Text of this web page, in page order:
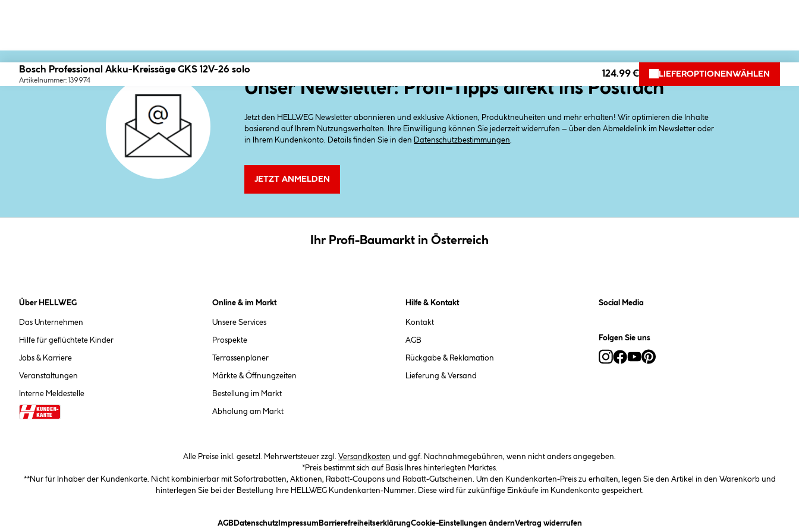
Bosch Professional Akku-Kreissäge GKS 12V-26 solo
Artikelnummer: 139974
124.99 € LIEFEROPTIONEN WÄHLEN
Unser Newsletter: Profi-Tipps direkt ins Postfach
Jetzt den HELLWEG Newsletter abonnieren und exklusive Aktionen, Produktneuheiten und mehr erhalten! Wir optimieren die Inhalte
basierend auf Ihrem Nutzungsverhalten. Ihre Einwilligung können Sie jederzeit widerrufen – über den Abmeldelink im Newsletter oder
in Ihrem Kundenkonto. Details finden Sie in den
Datenschutzbestimmungen
JETZT ANMELDEN
Ihr Profi-Baumarkt in Österreich
Über HELLWEG
Das Unternehmen
Hilfe für geflüchtete Kinder
Jobs & Karriere
Veranstaltungen
Interne Meldestelle
Online & im Markt
Unsere Services
Prospekte
Terrassenplaner
Märkte & Öffnungzeiten
Bestellung im Markt
Abholung am Markt
Hilfe & Kontakt
Kontakt
AGB
Rückgabe & Reklamation
Lieferung & Versand
Social Media
Folgen Sie uns
Alle Preise inkl. gesetzl. Mehrwertsteuer zzgl. Versandkosten und ggf. Nachnahmegebühren, wenn nicht anders angegeben.
*Preis bestimmt sich auf Basis Ihres hinterlegten Marktes.
**Nur für Inhaber der Kundenkarte. Nicht kombinierbar mit Sofortrabatten, Aktionen, Rabatt-Coupons und Rabatt-Gutscheinen. Um den Kundenkarten-Preis zu erhalten, legen Sie den Artikel in den Warenkorb und
hinterlegen Sie bei der Bestellung Ihre HELLWEG Kundenkarten-Nummer. Diese wird für zukünftige Einkäufe im Kundenkonto gespeichert.
AGB(öffnet ein Dialogfeld)
Datenschutz(öffnet ein Dialogfeld)
Impressum(öffnet ein Dialogfeld)
Barrierefreiheitserklärung(öffnet ein Dialogfeld)
Cookie-Einstellungen ändern(öffnet ein Dialogfeld)
Vertrag widerrufen